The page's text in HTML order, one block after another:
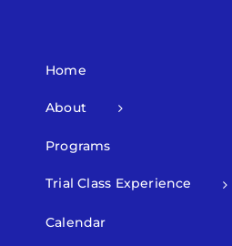
Home
About
Programs
Trial Class Experience
Calendar